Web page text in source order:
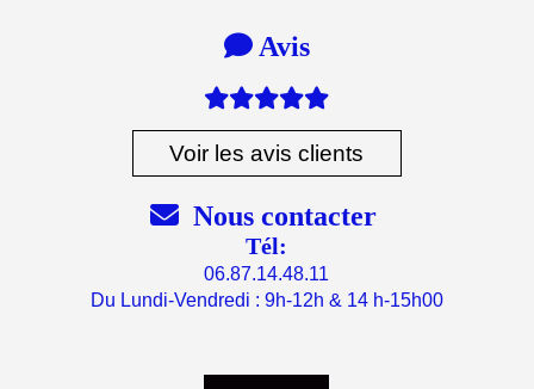
Avis

Voir les avis clients
Nous contacter
Tél:
06.87.14.48.11
Du Lundi-Vendredi : 9h-12h & 14 h-15h00